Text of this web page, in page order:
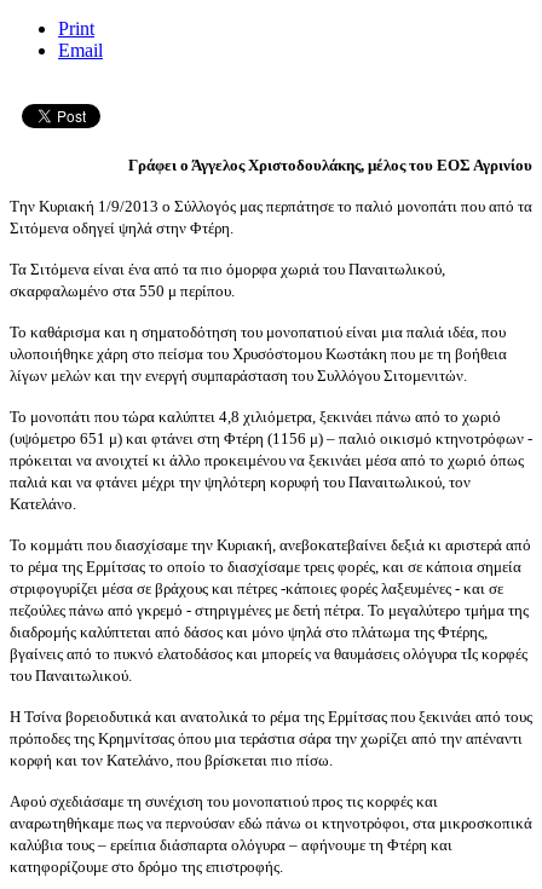
Print
Email
Γράφει ο Άγγελος Χριστοδουλάκης, μέλος του ΕΟΣ Αγρινίου
Την Κυριακή 1/9/2013 ο Σύλλογός μας περπάτησε το παλιό μονοπάτι που από τα
Σιτόμενα οδηγεί ψηλά στην Φτέρη.
Τα Σιτόμενα είναι ένα από τα πιο όμορφα χωριά του Παναιτωλικού,
σκαρφαλωμένο στα 550 μ περίπου.
Το καθάρισμα και η σηματοδότηση του μονοπατιού είναι μια παλιά ιδέα, που
υλοποιήθηκε χάρη στο πείσμα του Χρυσόστομου Κωστάκη που με τη βοήθεια
λίγων μελών και την ενεργή συμπαράσταση του Συλλόγου Σιτομενιτών.
Το μονοπάτι που τώρα καλύπτει 4,8 χιλιόμετρα, ξεκινάει πάνω από το χωριό
(υψόμετρο 651 μ) και φτάνει στη Φτέρη (1156 μ) – παλιό οικισμό κτηνοτρόφων -
πρόκειται να ανοιχτεί κι άλλο προκειμένου να ξεκινάει μέσα από το χωριό όπως
παλιά και να φτάνει μέχρι την ψηλότερη κορυφή του Παναιτωλικού, τον
Κατελάνο.
Το κομμάτι που διασχίσαμε την Κυριακή, ανεβοκατεβαίνει δεξιά κι αριστερά από
το ρέμα της Ερμίτσας το οποίο το διασχίσαμε τρεις φορές, και σε κάποια σημεία
στριφογυρίζει μέσα σε βράχους και πέτρες -κάποιες φορές λαξευμένες - και σε
πεζούλες πάνω από γκρεμό - στηριγμένες με δετή πέτρα. Το μεγαλύτερο τμήμα της
διαδρομής καλύπτεται από δάσος και μόνο ψηλά στο πλάτωμα της Φτέρης,
βγαίνεις από το πυκνό ελατοδάσος και μπορείς να θαυμάσεις ολόγυρα τΙς κορφές
του Παναιτωλικού.
Η Τσίνα βορειοδυτικά και ανατολικά το ρέμα της Ερμίτσας που ξεκινάει από τους
πρόποδες της Κρημνίτσας όπου μια τεράστια σάρα την χωρίζει από την απέναντι
κορφή και τον Κατελάνο, που βρίσκεται πιο πίσω.
Αφού σχεδιάσαμε τη συνέχιση του μονοπατιού προς τις κορφές και
αναρωτηθήκαμε πως να περνούσαν εδώ πάνω οι κτηνοτρόφοι, στα μικροσκοπικά
καλύβια τους – ερείπια διάσπαρτα ολόγυρα – αφήνουμε τη Φτέρη και
κατηφορίζουμε στο δρόμο της επιστροφής.